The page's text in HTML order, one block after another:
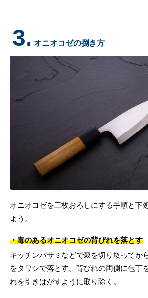
3. オニオコゼの捌き方
オニオコゼを三枚おろしにする手順と下
よう。
・毒のあるオニオコゼの背びれを落とす
キッチンバサミなどで棘を切り取ってか
をタワシで落とす。背びれの両側に包丁
れを引きはがすように取り除く。